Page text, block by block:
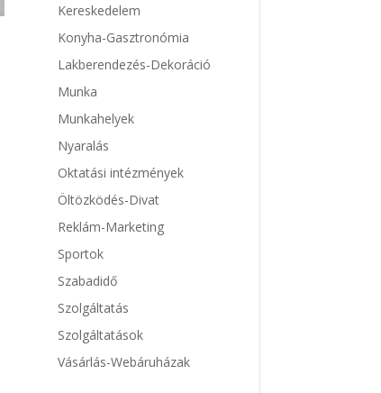
Kereskedelem
Konyha-Gasztronómia
Lakberendezés-Dekoráció
Munka
Munkahelyek
Nyaralás
Oktatási intézmények
Öltözködés-Divat
Reklám-Marketing
Sportok
Szabadidő
Szolgáltatás
Szolgáltatások
Vásárlás-Webáruházak